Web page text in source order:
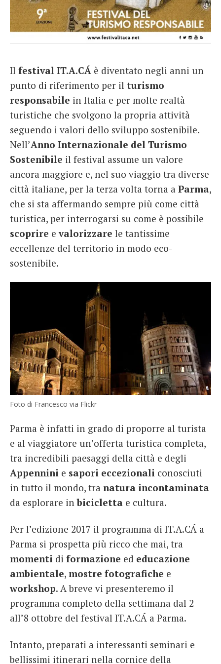
Il festival IT.A.CÁ è diventato negli anni un
punto di riferimento per il turismo
responsabile in Italia e per molte realtà
turistiche che svolgono la propria attività
seguendo i valori dello sviluppo sostenibile.
Nell’Anno Internazionale del Turismo
Sostenibile il festival assume un valore
ancora maggiore e, nel suo viaggio tra diverse
città italiane, per la terza volta torna a Parma,
che si sta affermando sempre più come città
turistica, per interrogarsi su come è possibile
scoprire evalorizzare le tantissime
eccellenze del territorio in modo eco-
sostenibile.
Foto di Francesco via Flickr
Parma è infatti in grado di proporre al turista
e al viaggiatore un’offerta turistica completa,
tra incredibili paesaggi della città e degli
Appennini e sapori eccezionali conosciuti
in tutto il mondo, tra natura incontaminata
da esplorare inbicicletta e cultura.
Per l’edizione 2017 il programma di IT.A.CÁ a
Parma si prospetta più ricco che mai, tra
momenti di formazione ed educazione
ambientale, mostre fotografiche e
workshop. A breve vi presenteremo il
programma completo della settimana dal 2
all’8 ottobre del festival IT.A.CÁ a Parma.
Intanto, preparati a interessanti seminari e
bellissimi itinerari nella cornice della